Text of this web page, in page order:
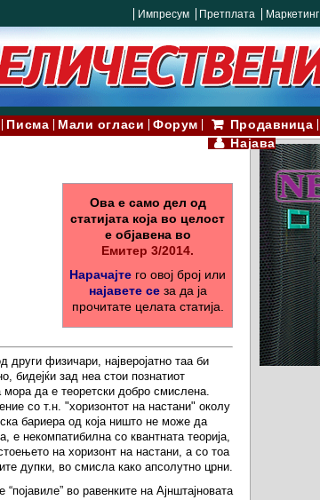
Импресум Претплата Маркетинг
Писма Мали огласи Форум Продавница
Најава
Ова е само дел од
статијата која во целост
е објавена во
Емитер 3/2014.
Нарачајте го овој број или
најавете сеза да ја
прочитате целата статија.
други физичари, најверојатно таа би
бидејќи зад неа стои познатиот
мора да е теоретски добро смислена.
со т.н. "хоризонтот на настани" околу
бариера од која ништо не може да
е некомпатибилна со квантната теорија,
на хоризонт на настани, а со тоа
дупки, во смисла како апсолутно црни.
во равенките на Ајнштајновата